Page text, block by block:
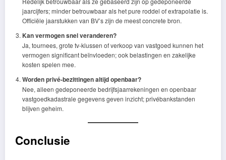
jaarcijfers; minder betrouwbaar als het pure roddel of extrapolatie is.
Officiële jaarstukken van BV’s zijn de meest concrete bron.
Kan vermogen snel veranderen?
Ja, tournees, grote tv-klussen of verkoop van vastgoed kunnen het
vermogen significant beïnvloeden; ook belastingen en zakelijke
kosten spelen mee.
Worden privé-bezittingen altijd openbaar?
Nee, alleen gedeponeerde bedrijfsjaarrekeningen en openbaar
vastgoedkadastrale gegevens geven inzicht; privébankstanden
blijven geheim.
Conclusie